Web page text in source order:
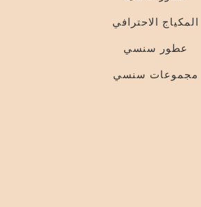
المكياج الاحترافي
عطور سنسي
مجموعات سنسي